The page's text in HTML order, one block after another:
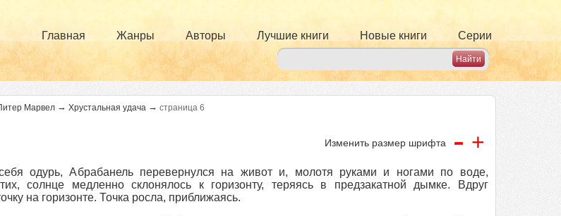
Главная Жанры Авторы Лучшие книги Новые книги Серии
Марвел → Хрустальная удача → страница 6
Изменить размер шрифта - +
одурь, Абрабанель перевернулся на живот и, молотя руками и ногами по воде,
солнце медленно склонялось к горизонту, теряясь в предзакатной дымке. Вдруг
на горизонте. Точка росла, приближаясь.